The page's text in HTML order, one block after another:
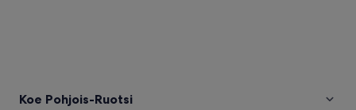
Koe Pohjois-Ruotsi